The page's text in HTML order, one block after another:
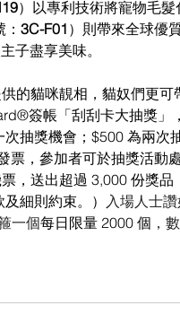
）以專利技術將寵物毛
3C-F01 ）則帶來全球優
子盡享美味。
的貓咪靚相，貓奴們更可
簽帳「刮刮卡大抽獎」
抽獎機會；$500 為兩次
票，參加者可於抽獎活動
，送出超過 3,000 份獎
細則約束。） 入場人士
一個每日限量 2000 個 ，